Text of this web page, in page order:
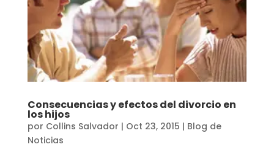
Consecuencias y efectos del divorcio en
los hijos
por Collins Salvador | Oct 23, 2015 | Blog de
Noticias